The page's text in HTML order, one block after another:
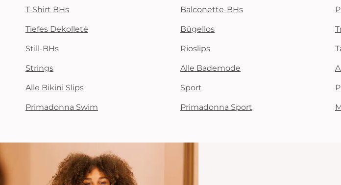
T-Shirt BHs Balconette-BHs
Tiefes Dekolleté Bügellos
Still-BHs Rioslips
Strings Alle Bademode
Alle Bikini Slips Sport
Primadonna Swim Primadonna Sport